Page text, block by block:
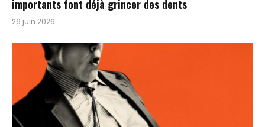
importants font déjà grincer des dents
26 juin 2026